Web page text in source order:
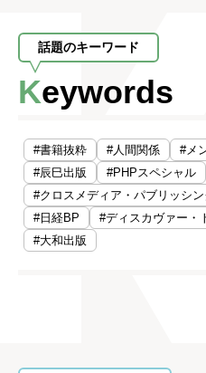
話題のキーワード
Keywords
#書籍抜粋 #人間関係
#メ
#辰巳出版
#PHPスペシャル
#クロスメディア・パブリッシ
#日経BP
#ディスカヴァー・
#大和出版